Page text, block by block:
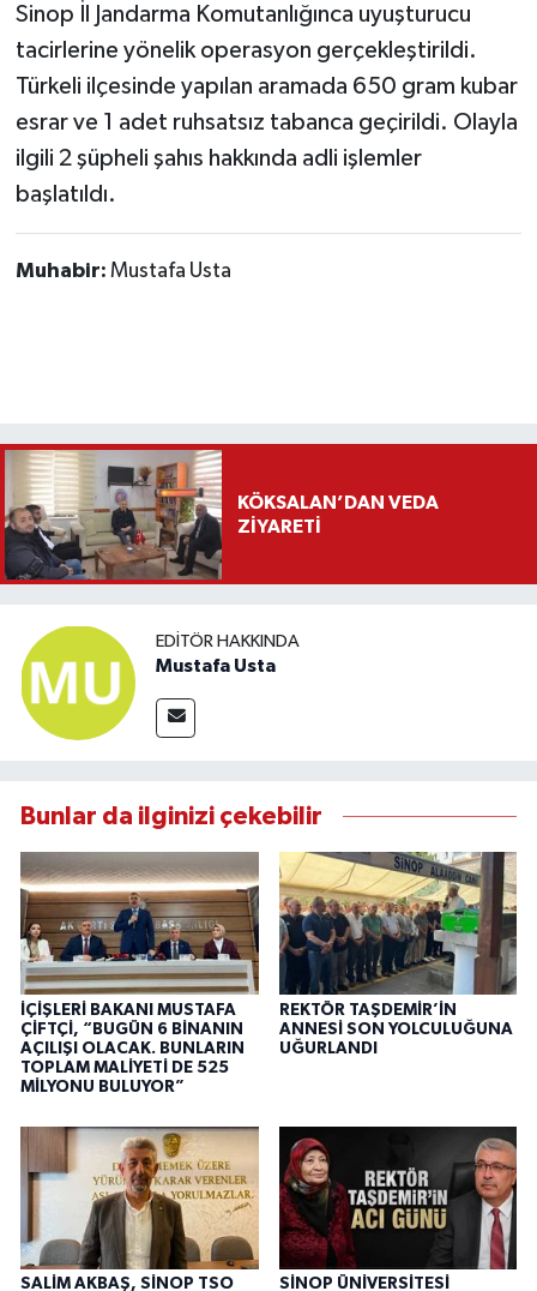
Sinop İl Jandarma Komutanlığınca uyuşturucu
tacirlerine yönelik operasyon gerçekleştirildi.
Türkeli ilçesinde yapılan aramada 650 gram kubar
esrar ve 1 adet ruhsatsız tabanca geçirildi. Olayla
ilgili 2 şüpheli şahıs hakkında adli işlemler
başlatıldı.
Muhabir: Mustafa Usta
KÖKSALAN’DAN VEDA
ZİYARETİ
EDITÖR HAKKINDA
Mustafa Usta
Bunlar da ilginizi çekebilir
İÇİŞLERİ BAKANI MUSTAFA
ÇİFTÇİ, “BUGÜN 6 BİNANIN
AÇILIŞI OLACAK. BUNLARIN
TOPLAM MALİYETİ DE 525
MİLYONU BULUYOR”
REKTÖR TAŞDEMİR’İN
ANNESİ SON YOLCULUĞUNA
UĞURLANDI
SALİM AKBAŞ, SİNOP TSO SİNOP ÜNİVERSİTESİ